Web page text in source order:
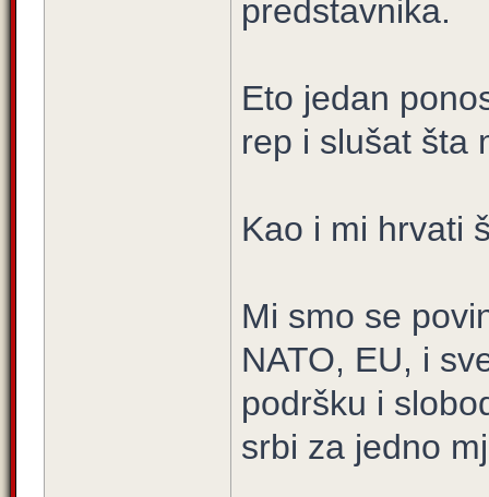
predstavnika.
Eto jedan
rep i slušat šta
Kao i mi hrvati
Mi smo se
NATO, EU, i
podršku i
srbi za jedno